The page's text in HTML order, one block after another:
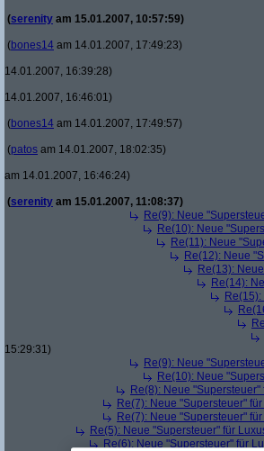
(serenity am 15.01.2007, 10:57:59)
(bones14 am 14.01.2007, 17:49:23)
14.01.2007, 16:39:28)
14.01.2007, 16:46:01)
(bones14 am 14.01.2007, 17:49:57)
(patos am 14.01.2007, 18:02:35)
am 14.01.2007, 16:46:24)
(serenity am 15.01.2007, 11:08:37)
Re(9): Neue
Re(10): Neue
Re(11): Neue
Re(12): Neue
Re(13):
Re(14):
15:29:31)
Re(9): Neue
Re(10): Neue
Re(8): Neue
Re(7): Neue "Supersteuer"
Re(7): Neue "Supersteuer"
Re(5): Neue "Supersteuer" für
Re(6): Neue "Supersteuer" für